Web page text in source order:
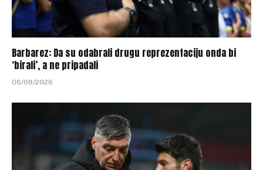
Barbarez: Da su odabrali drugu reprezentaciju onda bi
‘birali’, a ne pripadali
06/08/2026